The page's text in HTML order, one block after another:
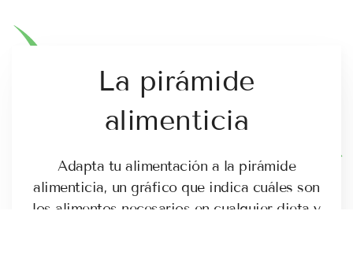
La pirámide
alimenticia
Adapta tu alimentación a la pirámide
alimenticia, un gráfico que indica cuáles son
los alimentos necesarios en cualquier dieta y